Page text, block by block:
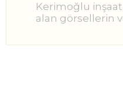
Kerimoğlu
alan görsellerin